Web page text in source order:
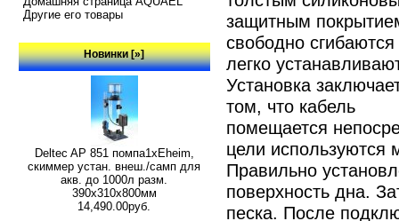
Другие его товары
Новинки [»]
Deltec AP 851 помпа1xEheim,
скиммер устан. внеш./самп для
акв. до 1000л разм.
390х310х800мм
14,490.00руб.
защитным
свободно сгибаются
легко
Установка
том, что кабель
помещается
цели используются
Правильно
поверхность дна.
песка. После